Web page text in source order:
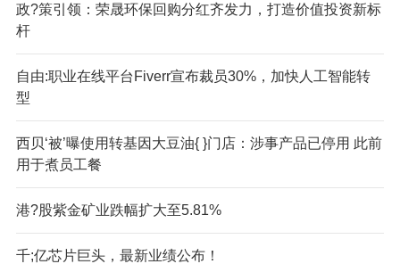
政?策引领：荣晟环保回购分红齐发力，打造价值投资新标
杆
自由:职业在线平台Fiverr宣布裁员30%，加快人工智能转
型
西贝‘被’曝使用转基因大豆油{ }门店：涉事产品已停用 此前
用于煮员工餐
港?股紫金矿业跌幅扩大至5.81%
千;亿芯片巨头，最新业绩公布！